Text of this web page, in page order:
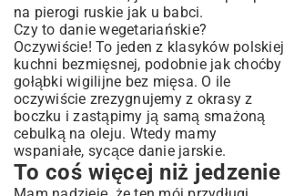
na pierogi ruskie jak u babci.
Czy to danie wegetariańskie?
Oczywiście! To jeden z klasyków polskiej
kuchni bezmięsnej, podobnie jak choćby
gołąbki wigilijne bez mięsa. O ile
oczywiście zrezygnujemy z okrasy z
boczku i zastąpimy ją samą smażoną
cebulką na oleju. Wtedy mamy
wspaniałe, sycące danie jarskie.
To coś więcej niż jedzenie